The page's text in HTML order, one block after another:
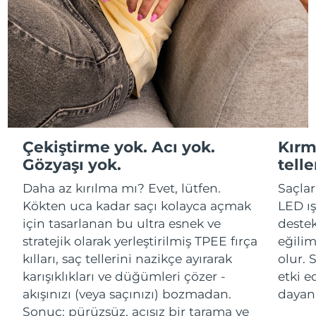
Çekiştirme yok. Acı yok.
Gözyaşı yok.
Daha az kırılma mı? Evet, lütfen.
Kökten uca kadar saçı kolayca açmak
için tasarlanan bu ultra esnek ve
stratejik olarak yerleştirilmiş TPEE fırça
kılları, saç tellerini nazikçe ayırarak
karışıklıkları ve düğümleri çözer -
akışınızı (veya saçınızı) bozmadan.
Sonuç: pürüzsüz, acısız bir tarama ve
LED
olur.
etki
For healthy hair
18% PAP
Kozmetik ürünleri Erkekler
Tüm Ürünler
FOREO APP
HAKKINDA
İsrail Tahmini teslim tarihi 8/15/26
İtalya Tahmini teslim tarihi8/11/26
Japonya Tahmini teslim tarihi8/14/26
Jersey Tahmini teslim tarihi8/16/26
Kazakistan Tahmini teslim tarihi 8/13/26
Kuveyt Tahmini teslim tarihi 8/11/26
Letonya Tahmini teslim tarihi
Lübnan Tahmini teslim tarihi 8/12/26
Litvanya Tahmini teslim tarihi 8/11/26